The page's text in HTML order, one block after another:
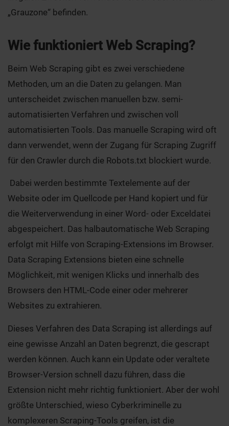
„Grauzone“ befinden.
Wie funktioniert Web Scraping?
Beim Web Scraping gibt es zwei verschiedene
Methoden, um an die Daten zu gelangen. Man
unterscheidet zwischen manuellen bzw. semi-
automatisierten Verfahren und zwischen voll
automatisierten Tools. Das manuelle Scraping wird oft
dann verwendet, wenn der Zugang für Scraping Zugriff
für den Crawler durch die Robots.txt blockiert wurde.
Dabei werden bestimmte Textelemente auf der
Website oder im Quellcode per Hand kopiert und für
die Weiterverwendung in einer Word- oder Exceldatei
abgespeichert. Das halbautomatische Web Scraping
erfolgt mit Hilfe von Scraping-Extensions im Browser.
Data Scraping Extensions bieten eine schnelle
Möglichkeit, mit wenigen Klicks und innerhalb des
Browsers den HTML-Code einer oder mehrerer
Websites zu extrahieren.
Dieses Verfahren des Data Scraping ist allerdings auf
eine gewisse Anzahl an Daten begrenzt, die gescrapt
werden können. Auch kann ein Update oder veraltete
Browser-Version schnell dazu führen, dass die
Extension nicht mehr richtig funktioniert. Aber der wohl
größte Unterschied, wieso Cyberkriminelle zu
komplexeren Scraping-Tools greifen, ist die